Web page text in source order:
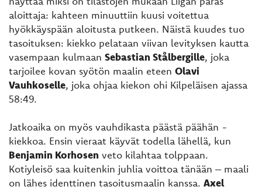
aloittaja: kahteen minuuttiin kuusi voitettua
hyökkäyspään aloitusta putkeen. Näistä kuudes tuo
tasoituksen: kiekko pelataan viivan levityksen kautta
vasempaan kulmaan Sebastian Stålbergille, joka
tarjoilee kovan syötön maalin eteen Olavi
Vauhkoselle, joka ohjaa kiekon ohi Kilpeläisen ajassa
58:49.
Jatkoaika on myös vauhdikasta päästä päähän -
kiekkoa. Ensin vieraat käyvät todella lähellä, kun
Benjamin Korhosen veto kilahtaa tolppaan.
Kotiyleisö saa kuitenkin juhlia voittoa tänään – maali
on lähes identtinen tasoitusmaalin kanssa. Axel